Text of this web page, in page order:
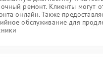
ремонт. Клиенты могут
онлайн. Также
обслуживание для